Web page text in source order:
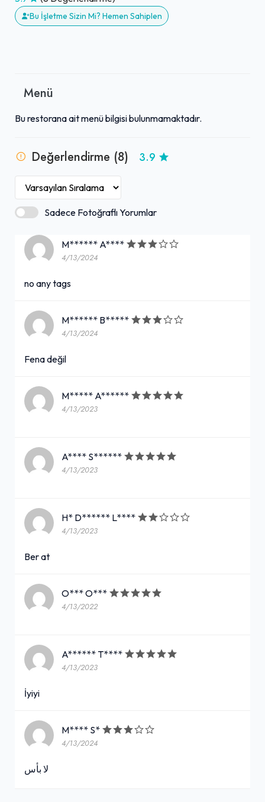
Bu İşletme Sizin Mi? Hemen Sahiplen
Menü
Bu restorana ait menü bilgisi bulunmamaktadır.
Değerlendirme (8) 3.9
Sadece Fotoğraflı Yorumlar
M****** A****
4/13/2024
no any tags
M****** B*****
4/13/2024
Fena değil
M***** A******
4/13/2023
A**** S******
4/13/2023
H* D****** L****
4/13/2023
Ber at
O*** O***
4/13/2022
A****** T****
4/13/2023
İyiyi
M**** S*
4/13/2024
لا بأس